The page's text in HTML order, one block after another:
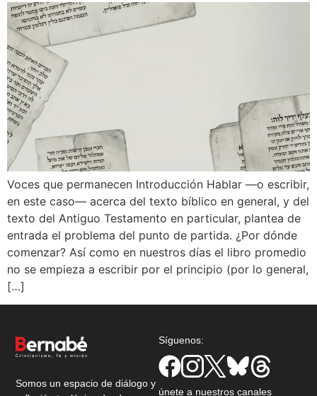
Voces que permanecen Introducción Hablar —o escribir,
en este caso— acerca del texto bíblico en general, y del
texto del Antiguo Testamento en particular, plantea de
entrada el problema del punto de partida. ¿Por dónde
comenzar? Así como en nuestros días el libro promedio
no se empieza a escribir por el principio (por lo general,
[…]
Somos un espacio de diálogo y
Síguenos:
únete a nuestros canales